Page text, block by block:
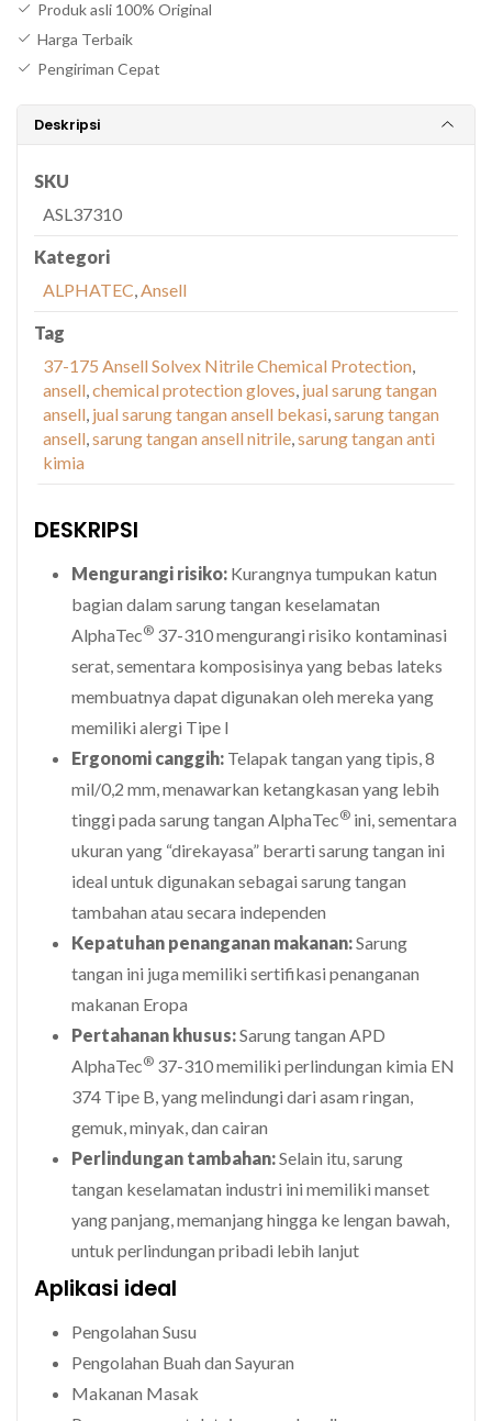
Produk asli 100% Original
Harga Terbaik
Pengiriman Cepat
Deskripsi
SKU
ASL37310
Kategori
ALPHATEC Ansell
Tag
37-175 Ansell Solvex Nitrile Chemical Protection
ansell chemical protection gloves jual sarung tangan
ansell jual sarung tangan ansell bekasi sarung tangan
ansell sarung tangan ansell nitrile sarung tangan anti
kimia
DESKRIPSI
Mengurangi risiko: Kurangnya tumpukan katun
bagian dalam sarung tangan keselamatan
AlphaTec® 37-310 mengurangi risiko kontaminasi
serat, sementara komposisinya yang bebas lateks
membuatnya dapat digunakan oleh mereka yang
memiliki alergi Tipe I
Ergonomi canggih: Telapak tangan yang tipis, 8
mil/0,2 mm, menawarkan ketangkasan yang lebih
tinggi pada sarung tangan AlphaTec® ini, sementara
ukuran yang “direkayasa” berarti sarung tangan ini
ideal untuk digunakan sebagai sarung tangan
tambahan atau secara independen
Kepatuhan penanganan makanan:Sarung
tangan ini juga memiliki sertifikasi penanganan
makanan Eropa
Pertahanan khusus:Sarung tangan APD
AlphaTec® 37-310 memiliki perlindungan kimia EN
374 Tipe B, yang melindungi dari asam ringan,
gemuk, minyak, dan cairan
Perlindungan tambahan:Selain itu, sarung
tangan keselamatan industri ini memiliki manset
yang panjang, memanjang hingga ke lengan bawah,
untuk perlindungan pribadi lebih lanjut
Aplikasi ideal
Pengolahan Susu
Pengolahan Buah dan Sayuran
Makanan Masak